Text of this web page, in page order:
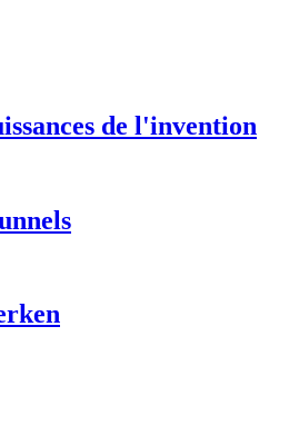
de l'invention